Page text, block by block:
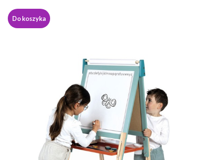
Do koszyka